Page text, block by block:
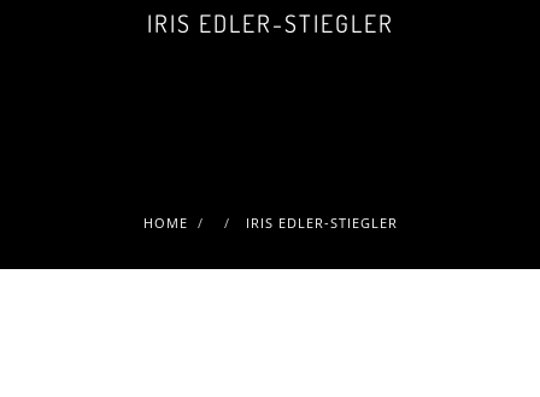
IRIS EDLER-STIEGLER
HOME IRIS EDLER-STIEGLER